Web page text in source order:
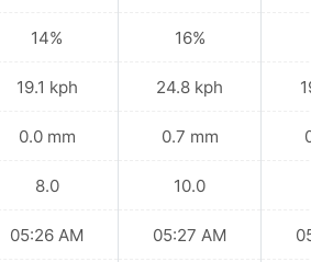
14%
19.1 kph
0.0 mm
8.0
05:26 AM
16%
24.8 kph
0.7 mm
10.0
05:27 AM